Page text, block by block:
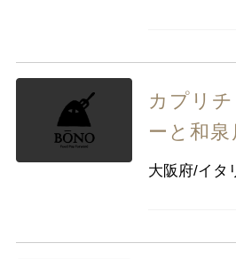
カプリ
ーと和泉
大阪府/イタ